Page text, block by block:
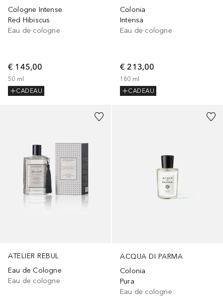
Cologne Intense
Red Hibiscus
Eau de cologne
€ 145,00
50 ml
CADEAU
Colonia
Intensa
Eau de cologne
€ 213,00
180 ml
CADEAU
ATELIER REBUL
Eau de Cologne
Eau de cologne
ACQUA DI PARMA
Colonia
Pura
Eau de cologne